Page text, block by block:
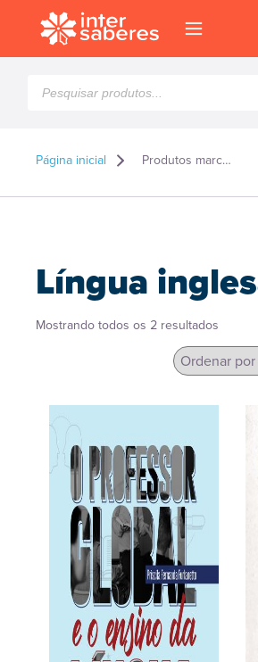
produtos
Página inicial Produtos marcados como “Língua inglesa”
Língua
Mostrando todos os 2 resultados